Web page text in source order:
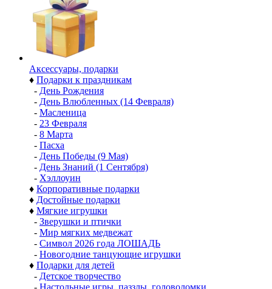
Аксессуары, подарки
♦ Подарки к праздникам
- День Рождения
- День Влюбленных (14 Февраля)
- Масленица
- 23 Февраля
- 8 Марта
- Пасха
- День Победы (9 Мая)
- День Знаний (1 Сентября)
- Хэллоуин
♦ Корпоративные подарки
♦ Достойные подарки
♦ Мягкие игрушки
- Зверушки и птички
- Мир мягких медвежат
- Символ 2026 года ЛОШАДЬ
- Новогодние танцующие игрушки
♦ Подарки для детей
- Детское творчество
- Настольные игры, паззлы, головоломки